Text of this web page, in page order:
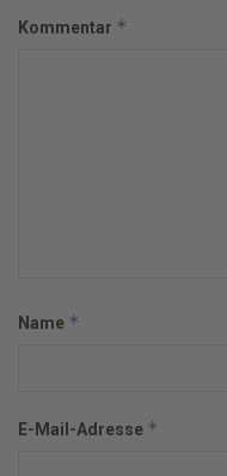
Kommentar *
Name *
E-Mail-Adresse *